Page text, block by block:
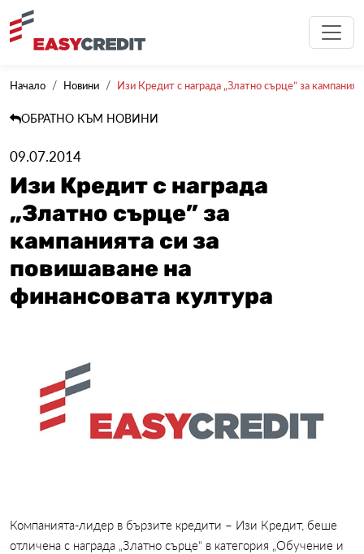
Начало Новини Изи Кредит с награда „Златно сърце” за
ОБРАТНО КЪМ НОВИНИ
09.07.2014
Изи Кредит с награда
„Златно сърце” за
кампанията си за
повишаване на
финансовата култура
Компанията-лидер в бързите кредити – Изи Кредит, беше
отличена с награда „Златно сърце“ в категория „Обучение и